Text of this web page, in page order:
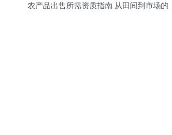
农产品出售所需资质指南 从田间到市场的